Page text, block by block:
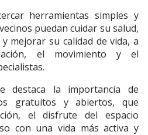
herramientas simples y
puedan cuidar su salud,
mejorar su calidad de vida, a
el movimiento y el
destaca la importancia de
gratuitos y abiertos, que
el disfrute del espacio
con una vida más activa y